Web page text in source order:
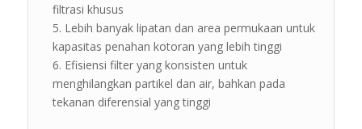
filtrasi khusus
Lebih banyak lipatan dan area permukaan untuk
kapasitas penahan kotoran yang lebih tinggi
Efisiensi filter yang konsisten untuk
menghilangkan partikel dan air, bahkan pada
tekanan diferensial yang tinggi